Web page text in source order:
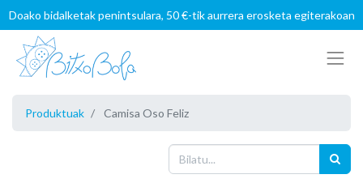
Doako bidalketak penintsulara, 50 €-tik aurrera erosketa egiterakoan
Produktuak Camisa Oso Feliz